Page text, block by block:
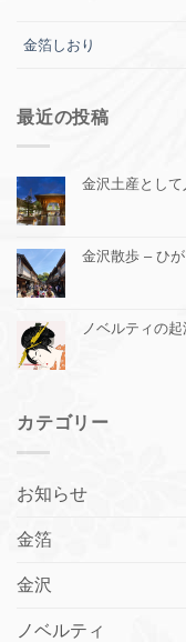
金箔しおり
最近の投稿
金沢土産として
金沢散歩 – ひ
ノベルティの
カテゴリー
お知らせ
金箔
金沢
ノベルティ